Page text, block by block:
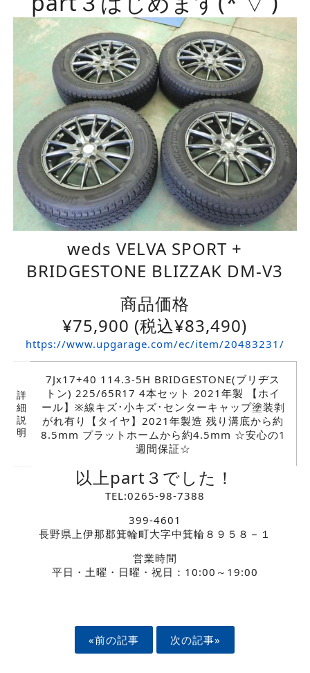
weds VELVA SPORT +
BRIDGESTONE BLIZZAK DM-V3
商品価格
¥75,900 (税込¥83,490)
https://www.upgarage.com/ec/item/20483231/
詳
細
説
明
7Jx17+40 114.3-5H BRIDGESTONE(ブリヂス
トン) 225/65R17 4本セット 2021年製 【ホイ
ール】※線キズ･小キズ･センターキャップ塗装剥
がれ有り【タイヤ】2021年製造 残り溝底から約
8.5mm プラットホームから約4.5mm ☆安心の1
週間保証☆
以上part３でした！
TEL:0265-98-7388
399-4601
長野県上伊那郡箕輪町大字中箕輪８９５８－１
営業時間
平日・土曜・日曜・祝日：10:00～19:00
«前の記事 次の記事»